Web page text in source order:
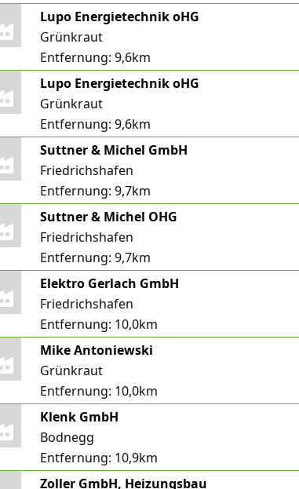
Lupo Energietechnik oHG
Grünkraut
Entfernung:9,6km
Lupo Energietechnik oHG
Grünkraut
Entfernung:9,6km
Suttner & Michel GmbH
Friedrichshafen
Entfernung:9,7km
Suttner & Michel OHG
Friedrichshafen
Entfernung:9,7km
Elektro Gerlach GmbH
Friedrichshafen
Entfernung: 10,0km
Mike Antoniewski
Grünkraut
Entfernung: 10,0km
Klenk GmbH
Bodnegg
Entfernung: 10,9km
Zoller GmbH, Heizungsbau